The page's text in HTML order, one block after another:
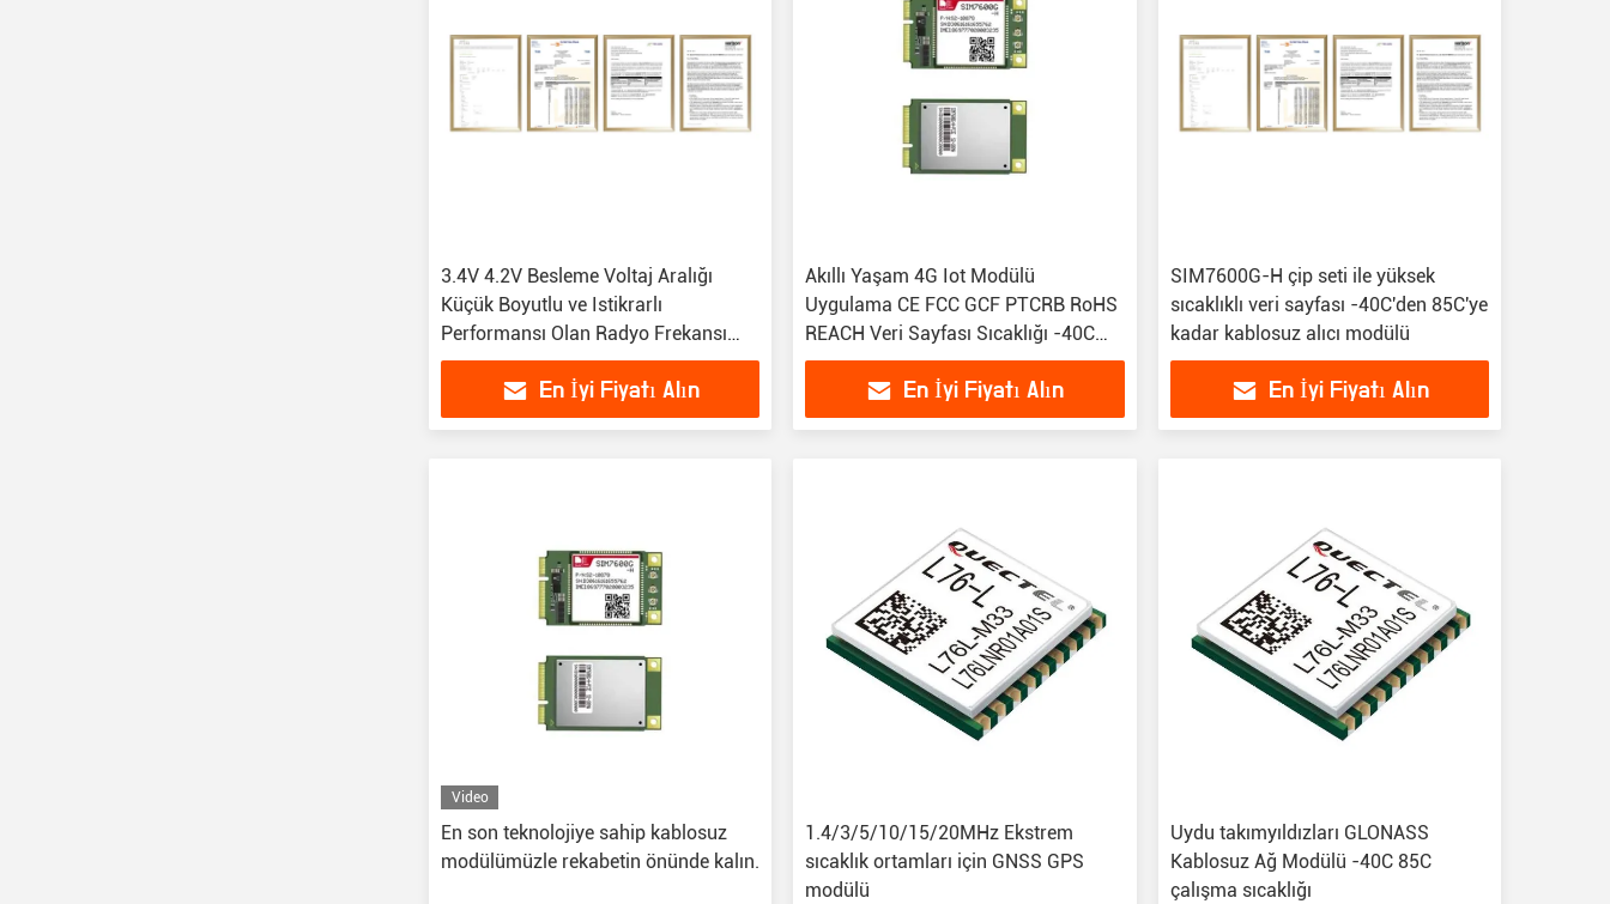
3.4V 4.2V Besleme Voltaj Aralığı
Küçük Boyutlu ve Istikrarlı
Performansı Olan Radyo Frekansı
Modülü
En İyi Fiyatı Alın
Akıllı Yaşam 4G Iot Modülü
Uygulama CE FCC GCF PTCRB RoHS
REACH Veri Sayfası Sıcaklığı -40C
85C
En İyi Fiyatı Alın
SIM7600G-H çip seti ile yüksek
sıcaklıklı veri sayfası -40C'den 85C'ye
kadar kablosuz alıcı modülü
En İyi Fiyatı Alın
Video
En son teknolojiye sahip kablosuz
modülümüzle rekabetin önünde kalın.
1.4/3/5/10/15/20MHz Ekstrem
sıcaklık ortamları için GNSS GPS
modülü
Uydu takımyıldızları GLONASS
Kablosuz Ağ Modülü -40C 85C
çalışma sıcaklığı